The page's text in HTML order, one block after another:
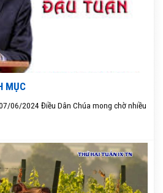
MỤC
06/2024 Điều Dân Chúa mong chờ nhiều